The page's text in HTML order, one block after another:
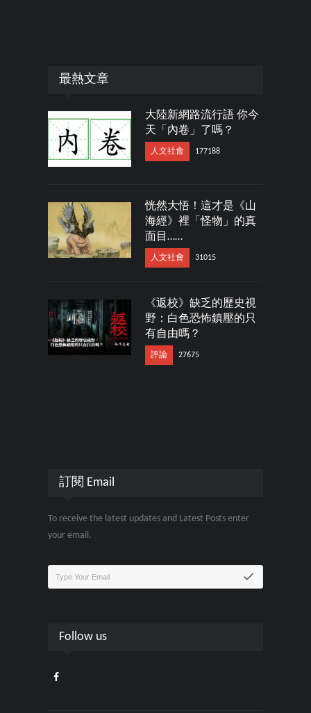
最熱文章
大陸新網路流行語 你今
天「內卷」了嗎？
人文社會 177188
恍然大悟！這才是《山
海經》裡「怪物」的真
面目……
人文社會 31015
《返校》缺乏的歷史視
野：白色恐怖鎮壓的只
有自由嗎？
評論 27675
訂閱 Email
To receive the latest updates and Latest Posts enter
your email.
Follow us